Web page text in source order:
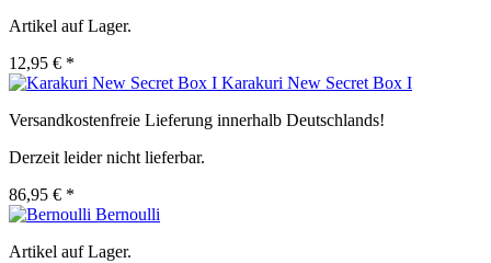
Artikel auf Lager.
12,95 € *
Karakuri New Secret Box I
Versandkostenfreie Lieferung innerhalb Deutschlands!
Derzeit leider nicht lieferbar.
86,95 € *
Bernoulli
Artikel auf Lager.